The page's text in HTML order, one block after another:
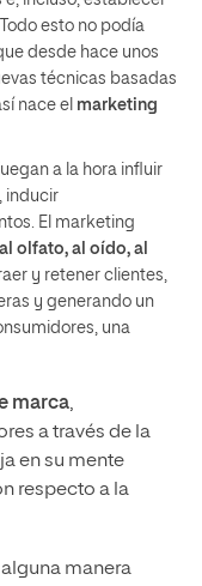
esto no podía
desde hace unos
técnicas basadas
nace el marketing
a la hora influir
inducir
El marketing
olfato, al oído, al
y retener clientes,
y generando un
una
marca,
a través de la
en su mente
respecto a la
manera